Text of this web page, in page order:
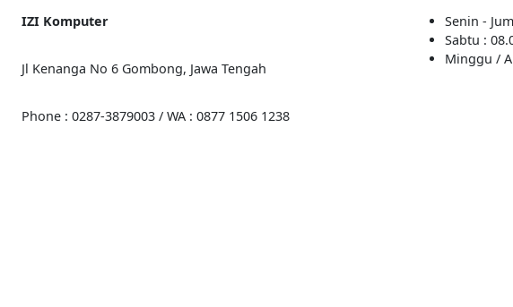
IZI Komputer
Jl Kenanga No 6 Gombong, Jawa Tengah
Phone : 0287-3879003 / WA : 0877 1506 1238
Senin -
Sabtu :
Minggu /